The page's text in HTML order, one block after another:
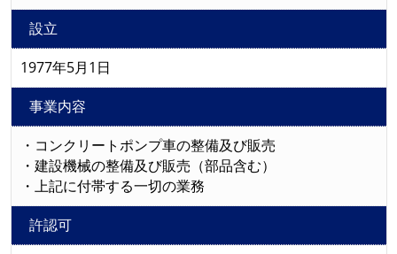
設立
1977年5月1日
事業内容
・コンクリートポンプ車の整備及び販売
・建設機械の整備及び販売（部品含む）
・上記に付帯する一切の業務
許認可